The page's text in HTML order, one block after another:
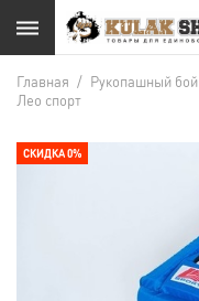
Главная / Рукопашный бой
Лео спорт
СКИДКА 0%